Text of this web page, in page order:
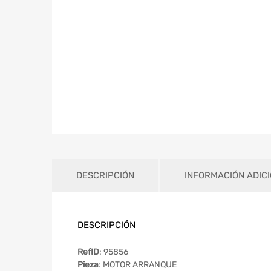
DESCRIPCIÓN INFORMACIÓN
DESCRIPCIÓN
RefID: 95856
Pieza: MOTOR ARRANQUE